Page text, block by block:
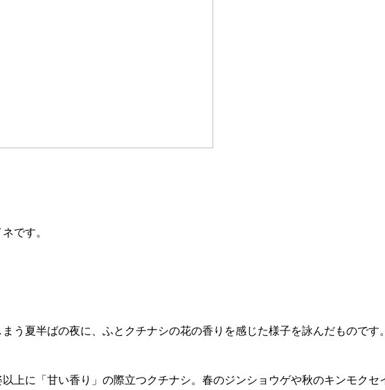
です。
う夏半ばの夜に、ふとクチナシの花の香りを感じた様子を詠んだものです
上に「甘い香り」の際立つクチナシ。春のジンショウゲや秋のキンモク